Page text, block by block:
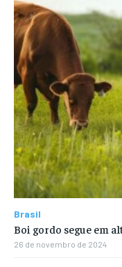
Brasil
Boi gordo segue em
26 de novembro de 2024